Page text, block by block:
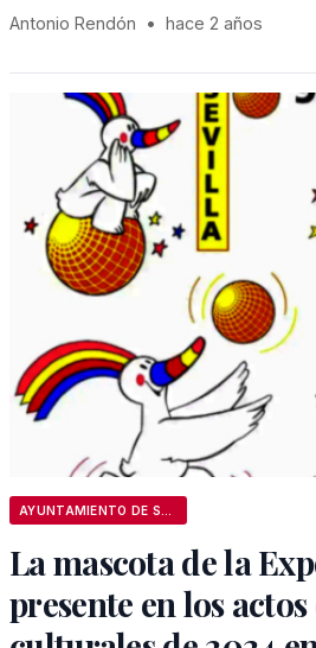
Antonio Rendón • hace 2 años
La mascota de la
presente en los